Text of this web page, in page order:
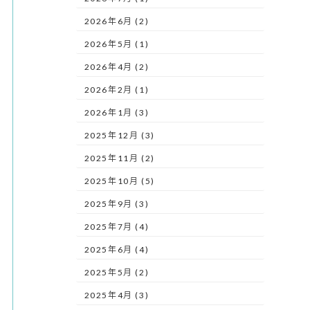
2026年6月 (2)
2026年5月 (1)
2026年4月 (2)
2026年2月 (1)
2026年1月 (3)
2025年12月 (3)
2025年11月 (2)
2025年10月 (5)
2025年9月 (3)
2025年7月 (4)
2025年6月 (4)
2025年5月 (2)
2025年4月 (3)